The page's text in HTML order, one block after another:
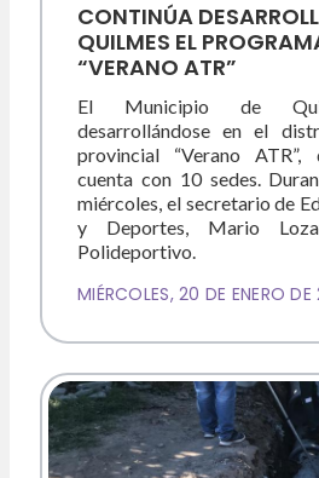
CONTINÚA
QUILMES EL
“VERANO ATR”
El Municipio de
desarrollándose en el
provincial “Verano
cuenta con 10 sedes.
miércoles, el secretario de
y Deportes, Mario
Polideportivo.
MIÉRCOLES, 20 DE ENERO DE